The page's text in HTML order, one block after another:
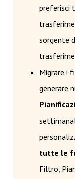
preferisci
sorgente
Migrare i
generare
tutte le
Filtro,